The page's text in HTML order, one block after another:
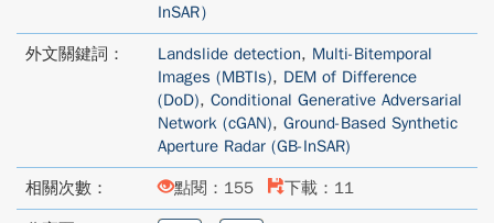
InSAR）
外文關鍵詞： Landslide detection, Multi-Bitemporal
Images (MBTIs), DEM of Difference
(DoD), Conditional Generative Adversarial
Network (cGAN), Ground-Based Synthetic
Aperture Radar (GB-InSAR)
相關次數： 點閱：155 下載：11